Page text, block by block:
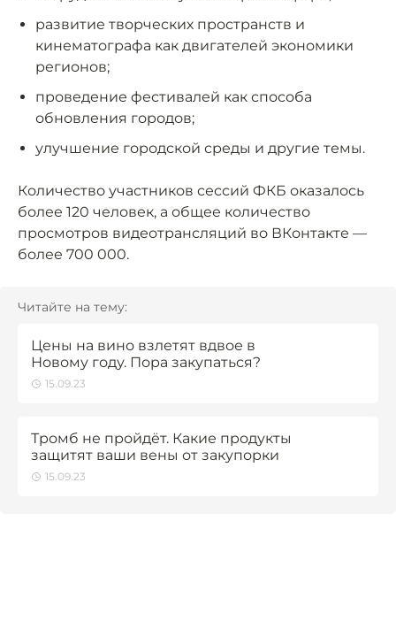
развитие творческих пространств и
кинематографа как двигателей экономики
регионов;
проведение фестивалей как способа
обновления городов;
улучшение городской среды и другие темы.
Количество участников сессий ФКБ оказалось
более 120 человек, а общее количество
просмотров видеотрансляций во ВКонтакте —
более 700 000.
Читайте на тему:
Цены на вино взлетят вдвое в
Новому году. Пора закупаться?
15.09.23
Тромб не пройдёт. Какие продукты
защитят ваши вены от закупорки
15.09.23